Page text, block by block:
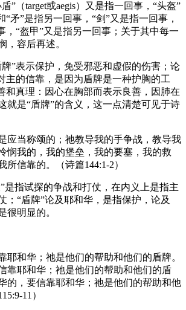
”（target或aegis）又是指一回事，“头盔”
“矛”是指另一回事，“剑”又是指一回事，
，“盔甲”又是指另一回事；关于其中每一
，容后再述。
”表示保护，免受邪恶和虚假的伤害；论
主的信靠，是因为盾牌是一种护胸的工
和真理：因心在胸部而表示良善，因肺在
就是“盾牌”的含义，这一点清楚可见于诗
应当称颂的；祂教导我的手争战，教导我
悯我的，我的堡垒，我的要塞，我的救
所信靠的。（诗篇144:1-2）
是指试探的争战和打仗，在内义上是指主
；“盾牌”论及耶和华，是指保护，论及
很明显的。
耶和华；祂是他们的帮助和他们的盾牌。
靠耶和华；祂是他们的帮助和他们的盾
的，要信靠耶和华；祂是他们的帮助和他
11）